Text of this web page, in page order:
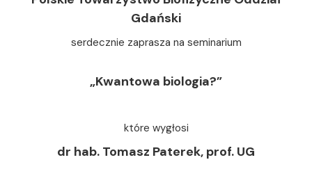
Gdański
serdecznie zaprasza na seminarium
„Kwantowa biologia?”
które wygłosi
dr hab. Tomasz Paterek, prof. UG